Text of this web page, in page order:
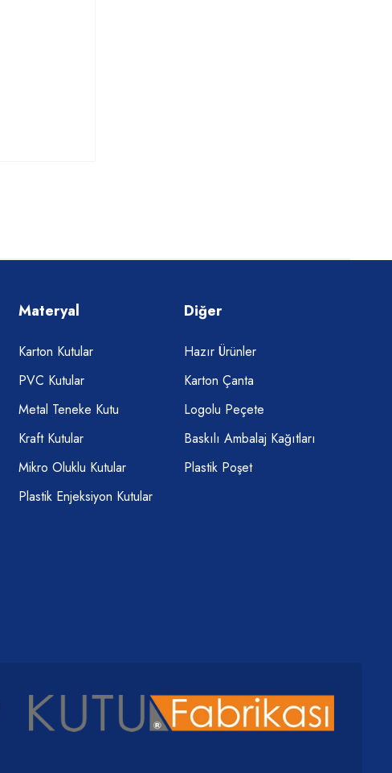
Materyal
Karton Kutular
PVC Kutular
Metal Teneke Kutu
Kraft Kutular
Mikro Oluklu Kutular
Plastik Enjeksiyon Kutular
Diğer
Hazır Ürünler
Karton Çanta
Logolu Peçete
Baskılı Ambalaj Kağıtları
Plastik Poşet